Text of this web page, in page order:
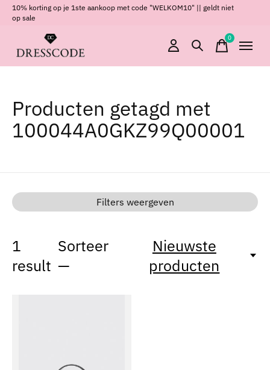
10% korting op je 1ste aankoop met code "WELKOM10" || geldt niet
op sale
0items
Producten getagd met
100044A0GKZ99Q00001
Filters weergeven
1
result
Sorteer
—
Nieuwste
producten